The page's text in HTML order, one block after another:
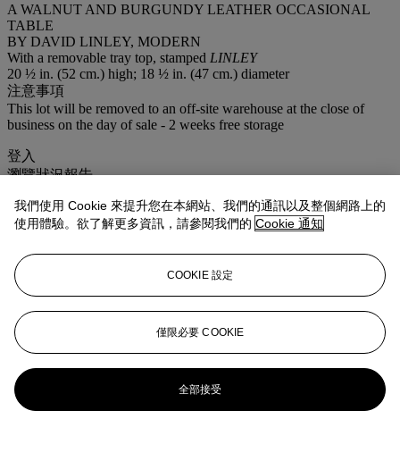
A WALNUT AND BURGUNDY LEATHER OCCASIONAL
TABLE
BY DAVID LINLEY, MODERN
With a removable tray top, stamped LINLEY
20 ½ in. (52 cm.) high; 18 ½ in. (47 cm.) diameter
注意事項
This lot will be removed to an off-site warehouse at the close of
business on the day of sale - 2 weeks free storage
登入
瀏覽狀況報告
更多來自佳士得家居精品
查看全部
查看全部
我們使用 Cookie 來提升您在本網站、我們的通訊以及整個網路上的
使用體驗。欲了解更多資訊，請參閱我們的 Cookie 通知
COOKIE 設定
僅限必要 COOKIE
全部接受